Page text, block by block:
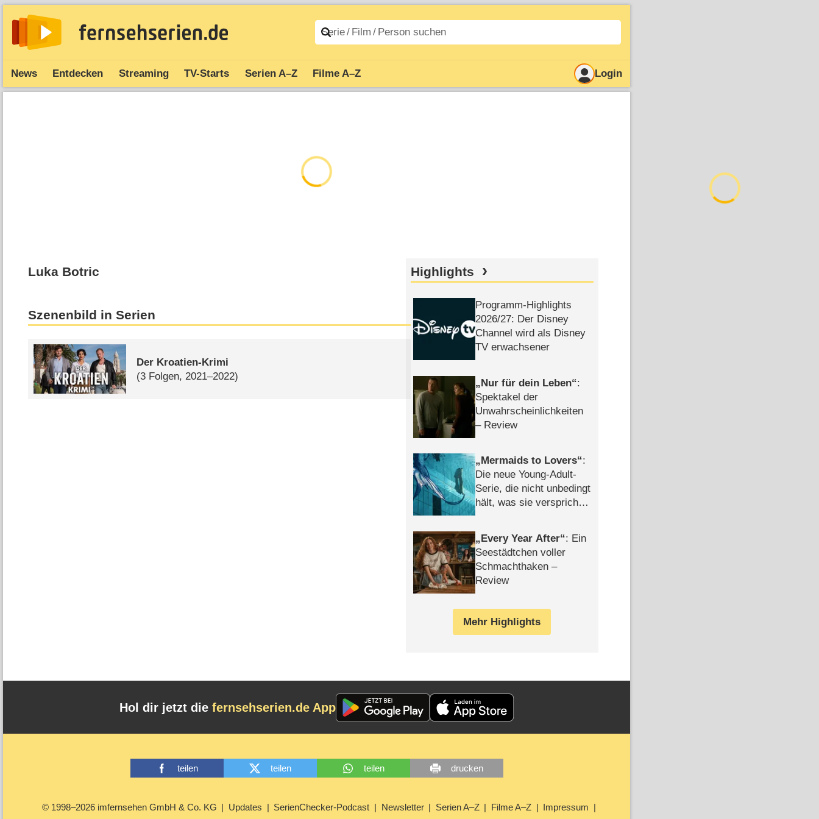
News Entdecken Streaming TV-Starts Serien A–Z Filme A–Z Login
Luka Botric
Szenenbild in Serien
Der Kroatien-Krimi
(3 Folgen, 2021–2022)
Highlights
Programm-Highlights
2026/​27: Der Disney
Channel wird als Disney
TV erwachsener
Nur für dein Leben :
Spektakel der
Unwahrscheinlichkeiten
– Review
Mermaids to Lovers :
Die neue Young-Adult-
Serie, die nicht unbedingt
hält, was sie verspricht –
Every Year After : Ein
Seestädtchen voller
Schmachthaken –
Review
Mehr Highlights
Hol dir jetzt die fernsehserien.de App
teilen teilen teilen drucken
© 1998–2026 imfernsehen GmbH & Co. KG Updates SerienChecker-Podcast Newsletter Serien A–Z Filme A–Z Impressum